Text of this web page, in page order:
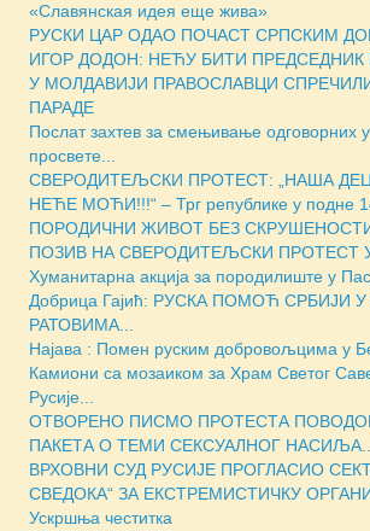
«Славянская идея еще жива»
РУСКИ ЦАР ОДАО ПОЧАСТ СРПСКИМ
ИГОР ДОДОН: НЕЋУ БИТИ ПРЕДСЕДНИК
У МОЛДАВИЈИ ПРАВОСЛАВЦИ
ПАРАДЕ
Послат захтев за смењивање одговорних
просвете...
СВЕРОДИТЕЉСКИ ПРОТЕСТ: „НАША
НЕЋЕ МОЋИ!!!“ – Трг републике у подне
ПОРОДИЧНИ ЖИВОТ БЕЗ
ПОЗИВ НА СВЕРОДИТЕЉСКИ ПРОТЕСТ
Хуманитарна акција за породилиште у
Добрица Гајић: РУСКА ПОМОЋ СРБИЈИ
РАТОВИМА...
Најава : Помен руским добровољцима у
Камиони са мозаиком за Храм Светог
Русије...
ОТВОРЕНО ПИСМО ПРОТЕСТА
ПАКЕТА О ТЕМИ СЕКСУАЛНОГ
ВРХОВНИ СУД РУСИЈЕ ПРОГЛАСИО
СВЕДОКА“ ЗА ЕКСТРЕМИСТИЧКУ
Ускршња честитка